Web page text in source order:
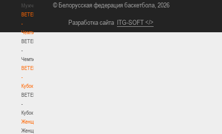
Мужчины
BETERA
-
Чемпионат
BETERA
-
Чемпионат
BETERA
-
Кубок
BETERA
-
Кубок
Женщины
Женщины
© Белорусская федерация баскетбола, 2026
Разработка сайта ITG-SOFT </>